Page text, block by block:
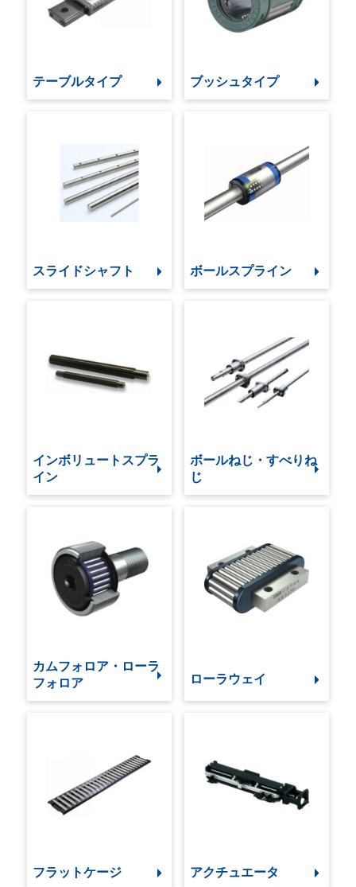
テーブルタイプ ブッシュタイプ
スライドシャフト ボールスプライン
インボリュートスプラ
イン
ボールねじ・すべりね
じ
カムフォロア・ローラ
フォロア
ローラウェイ
フラットケージ アクチュエータ